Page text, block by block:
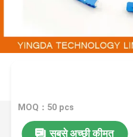
MOQ：50 pcs
सबसे अच्छी कीमत